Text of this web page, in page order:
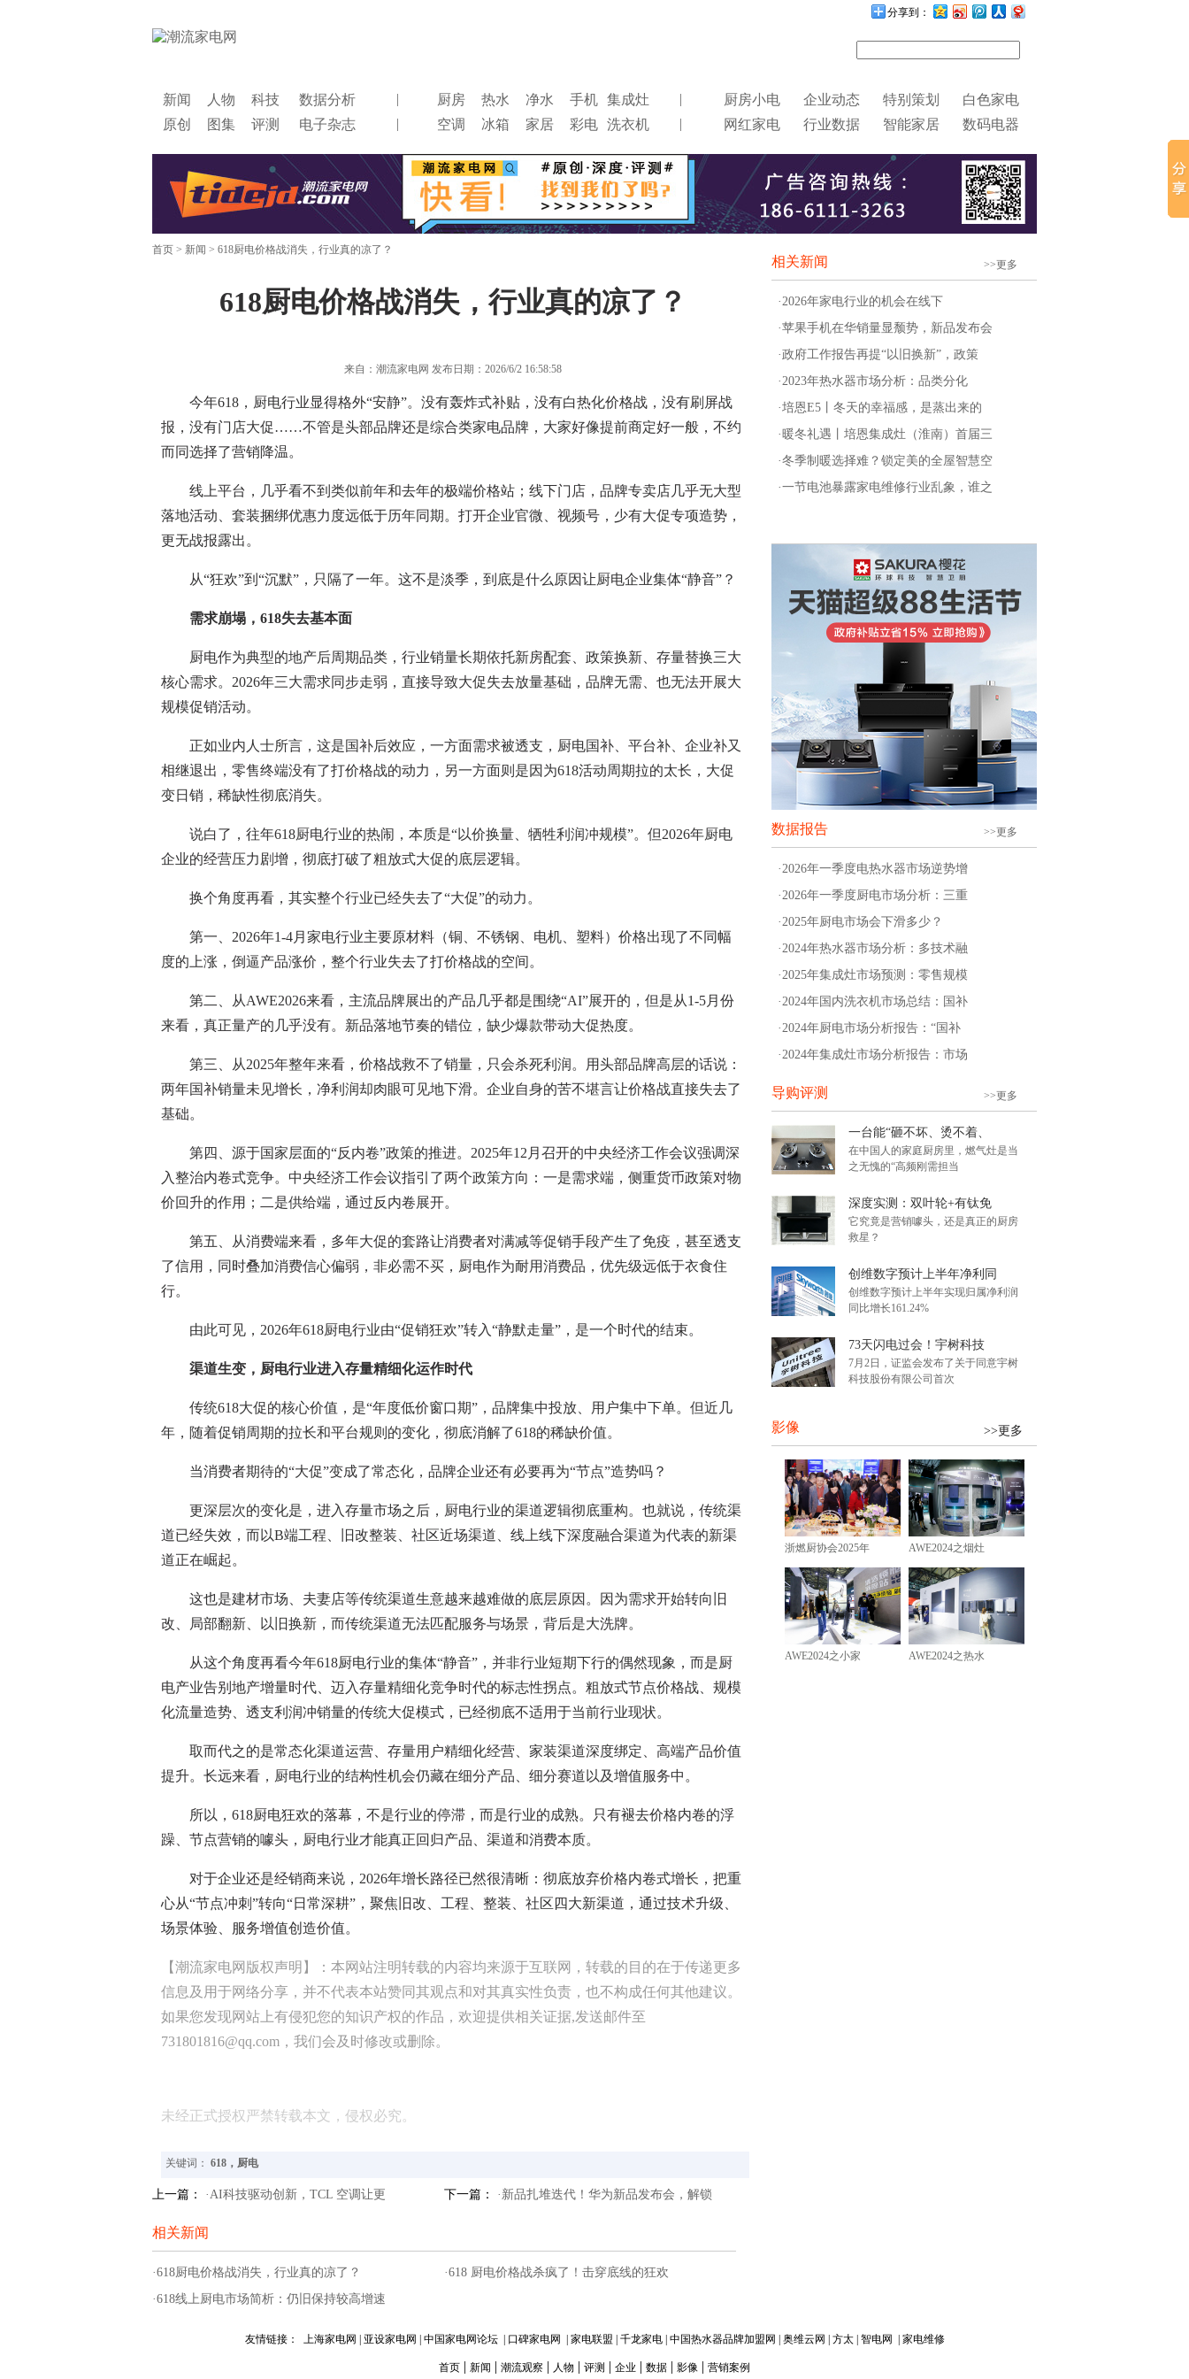
分享到：
新闻 人物 科技 数据分析 | 厨房 热水 净水 手机 集成灶 | 厨房小电 企业动态 特别策划
白色家电
原创
图集 评测 电子杂志 | 空调 冰箱 家居 彩电 洗衣机 | 网红家电 行业数据 智能家居 数码电器
首页 > 新闻 > 618厨电价格战消失，行业真的凉了？
618厨电价格战消失，行业真的凉了？
来自：潮流家电网 发布日期：2026/6/2 16:58:58
今年618，厨电行业显得格外“安静”。没有轰炸式补贴，没有白热化价格战，没有刷屏战
报，没有门店大促……不管是头部品牌还是综合类家电品牌，大家好像提前商定好一般，不约
而同选择了营销降温。
线上平台，几乎看不到类似前年和去年的极端价格站；线下门店，品牌专卖店几乎无大型
落地活动、套装捆绑优惠力度远低于历年同期。打开企业官微、视频号，少有大促专项造势，
更无战报露出。
从“狂欢”到“沉默”，只隔了一年。这不是淡季，到底是什么原因让厨电企业集体“静音”？
需求崩塌，618失去基本面
厨电作为典型的地产后周期品类，行业销量长期依托新房配套、政策换新、存量替换三大
核心需求。2026年三大需求同步走弱，直接导致大促失去放量基础，品牌无需、也无法开展大
规模促销活动。
正如业内人士所言，这是国补后效应，一方面需求被透支，厨电国补、平台补、企业补又
相继退出，零售终端没有了打价格战的动力，另一方面则是因为618活动周期拉的太长，大促
变日销，稀缺性彻底消失。
说白了，往年618厨电行业的热闹，本质是“以价换量、牺牲利润冲规模”。但2026年厨电
企业的经营压力剧增，彻底打破了粗放式大促的底层逻辑。
换个角度再看，其实整个行业已经失去了“大促”的动力。
第一、2026年1-4月家电行业主要原材料（铜、不锈钢、电机、塑料）价格出现了不同幅
度的上涨，倒逼产品涨价，整个行业失去了打价格战的空间。
第二、从AWE2026来看，主流品牌展出的产品几乎都是围绕“AI”展开的，但是从1-5月份
来看，真正量产的几乎没有。新品落地节奏的错位，缺少爆款带动大促热度。
第三、从2025年整年来看，价格战救不了销量，只会杀死利润。用头部品牌高层的话说：
两年国补销量未见增长，净利润却肉眼可见地下滑。企业自身的苦不堪言让价格战直接失去了
基础。
第四、源于国家层面的“反内卷”政策的推进。2025年12月召开的中央经济工作会议强调深
入整治内卷式竞争。中央经济工作会议指引了两个政策方向：一是需求端，侧重货币政策对物
价回升的作用；二是供给端，通过反内卷展开。
第五、从消费端来看，多年大促的套路让消费者对满减等促销手段产生了免疫，甚至透支
了信用，同时叠加消费信心偏弱，非必需不买，厨电作为耐用消费品，优先级远低于衣食住
行。
由此可见，2026年618厨电行业由“促销狂欢”转入“静默走量”，是一个时代的结束。
渠道生变，厨电行业进入存量精细化运作时代
传统618大促的核心价值，是“年度低价窗口期”，品牌集中投放、用户集中下单。但近几
年，随着促销周期的拉长和平台规则的变化，彻底消解了618的稀缺价值。
当消费者期待的“大促”变成了常态化，品牌企业还有必要再为“节点”造势吗？
更深层次的变化是，进入存量市场之后，厨电行业的渠道逻辑彻底重构。也就说，传统渠
道已经失效，而以B端工程、旧改整装、社区近场渠道、线上线下深度融合渠道为代表的新渠
道正在崛起。
这也是建材市场、夫妻店等传统渠道生意越来越难做的底层原因。因为需求开始转向旧
改、局部翻新、以旧换新，而传统渠道无法匹配服务与场景，背后是大洗牌。
从这个角度再看今年618厨电行业的集体“静音”，并非行业短期下行的偶然现象，而是厨
电产业告别地产增量时代、迈入存量精细化竞争时代的标志性拐点。粗放式节点价格战、规模
化流量造势、透支利润冲销量的传统大促模式，已经彻底不适用于当前行业现状。
取而代之的是常态化渠道运营、存量用户精细化经营、家装渠道深度绑定、高端产品价值
提升。长远来看，厨电行业的结构性机会仍藏在细分产品、细分赛道以及增值服务中。
所以，618厨电狂欢的落幕，不是行业的停滞，而是行业的成熟。只有褪去价格内卷的浮
躁、节点营销的噱头，厨电行业才能真正回归产品、渠道和消费本质。
对于企业还是经销商来说，2026年增长路径已然很清晰：彻底放弃价格内卷式增长，把重
心从“节点冲刺”转向“日常深耕”，聚焦旧改、工程、整装、社区四大新渠道，通过技术升级、
场景体验、服务增值创造价值。
【潮流家电网版权声明】：本网站注明转载的内容均来源于互联网，转载的目的在于传递更多
信息及用于网络分享，并不代表本站赞同其观点和对其真实性负责，也不构成任何其他建议。
如果您发现网站上有侵犯您的知识产权的作品，欢迎提供相关证据,发送邮件至
731801816@qq.com，我们会及时修改或删除。
未经正式授权严禁转载本文，侵权必究。
关键词： 618，厨电
上一篇： ·AI科技驱动创新，TCL 空调让更 下一篇： ·新品扎堆迭代！华为新品发布会，解锁
相关新闻
·618厨电价格战消失，行业真的凉了？
·618 厨电价格战杀疯了！击穿底线的狂欢
·618线上厨电市场简析：仍旧保持较高增速
相关新闻 >>更多
·2026年家电行业的机会在线下
·苹果手机在华销量显颓势，新品发布会
·政府工作报告再提“以旧换新”，政策
·2023年热水器市场分析：品类分化
·培恩E5丨冬天的幸福感，是蒸出来的
·暖冬礼遇丨培恩集成灶（淮南）首届三
·冬季制暖选择难？锁定美的全屋智慧空
·一节电池暴露家电维修行业乱象，谁之
数据报告 >>更多
·2026年一季度电热水器市场逆势增
·2026年一季度厨电市场分析：三重
·2025年厨电市场会下滑多少？
·2024年热水器市场分析：多技术融
·2025年集成灶市场预测：零售规模
·2024年国内洗衣机市场总结：国补
·2024年厨电市场分析报告：“国补
·2024年集成灶市场分析报告：市场
导购评测 >>更多
一台能“砸不坏、烫不着、
在中国人的家庭厨房里，燃气灶是当
之无愧的“高频刚需担当
深度实测：双叶轮+有钛免
它究竟是营销噱头，还是真正的厨房
救星？
创维数字预计上半年净利同
创维数字预计上半年实现归属净利润
同比增长161.24%
73天闪电过会！宇树科技
7月2日，证监会发布了关于同意宇树
科技股份有限公司首次
影像 >>更多
浙燃厨协会2025年 AWE2024之烟灶
AWE2024之小家 AWE2024之热水
友情链接： 上海家电网 | 亚设家电网 | 中国家电网论坛 | 口碑家电网 | 家电联盟 | 千龙家电| 中国热水器品牌加盟网 | 奥维云网 | 方太| 智电网 | 家电维修
首页 | 新闻 | 潮流观察 | 人物 | 评测 | 企业 | 数据 | 影像 | 营销案例